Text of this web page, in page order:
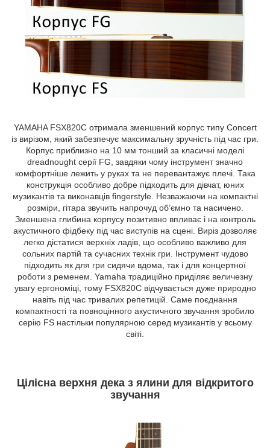
YAMAHA FSX820C отримала зменшений корпус типу Concert
із вирізом, який забезпечує максимальну зручність під час гри.
Корпус приблизно на 10 мм тонший за класичні моделі
dreadnought серії FG, завдяки чому інструмент значно
комфортніше лежить у руках та не перевантажує плечі. Така
конструкція особливо добре підходить для дівчат, юних
музикантів та виконавців fingerstyle. Незважаючи на компактні
розміри, гітара звучить напрочуд об’ємно та насичено.
Зменшена глибина корпусу позитивно впливає і на контроль
акустичного фідбеку під час виступів на сцені. Виріз дозволяє
легко дістатися верхніх ладів, що особливо важливо для
сольних партій та сучасних технік гри. Інструмент чудово
підходить як для гри сидячи вдома, так і для концертної
роботи з ременем. Yamaha традиційно приділяє величезну
увагу ергономіці, тому FSX820C відчувається дуже природно
навіть під час тривалих репетицій. Саме поєднання
компактності та повноцінного акустичного звучання зробило
серію FS настільки популярною серед музикантів у всьому
світі.
Цілісна верхня дека з ялини для відкритого
звучання